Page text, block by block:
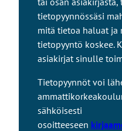
tietopyynnössäsi
mitä tietoa haluat ja
tietopyyntö koskee.
asiakirjat sinulle
Tietopyynnöt voi
sähköisesti
osoitteeseen